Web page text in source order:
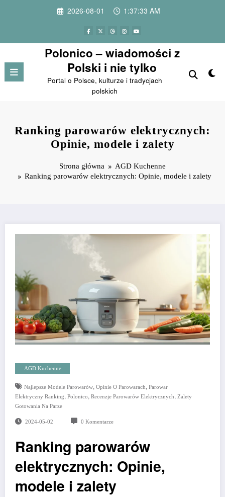
2026-08-01 1:37:34 AM
Polonico – wiadomości z
Polski i nie tylko
Portal o Polsce, kulturze i tradycjach
polskich
Ranking parowarów elektrycznych:
Opinie, modele i zalety
Strona główna
AGD Kuchenne
Ranking parowarów elektrycznych: Opinie, modele i zalety
AGD Kuchenne
Najlepsze Modele Parowarów, Opinie O Parowarach, Parowar
Elektryczny Ranking, Polonico, Recenzje Parowarów Elektrycznych, Zalety
Gotowania Na Parze
2024-05-02 0 Komentarze
Ranking parowarów
elektrycznych: Opinie,
modele i zalety